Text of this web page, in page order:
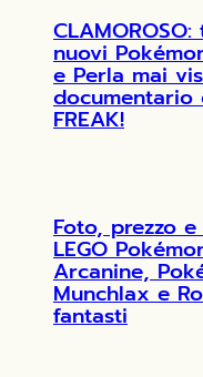
nuovi
e Perla mai
documentario
FREAK!
Foto, prezzo
LEGO
Arcanine,
Munchlax e
fantasti